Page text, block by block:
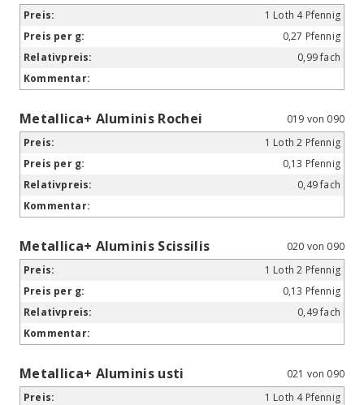
1 Loth 4 Pfennig
0,27 Pfennig
0,99 fach
Metallica+ Aluminis Rochei
019 von 090
1 Loth 2 Pfennig
0,13 Pfennig
0,49 fach
Metallica+ Aluminis Scissilis
020 von 090
1 Loth 2 Pfennig
0,13 Pfennig
0,49 fach
Metallica+ Aluminis usti
021 von 090
1 Loth 4 Pfennig